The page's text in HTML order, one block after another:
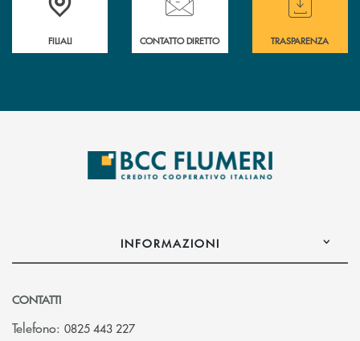
FILIALI CONTATTO DIRETTO TRASPARENZA
INFORMAZIONI
CONTATTI
Telefono: 0825 443 227